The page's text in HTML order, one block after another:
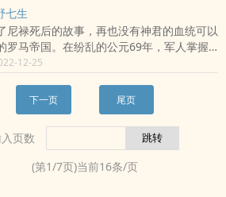
现了美洲新世界的幸运的莱夫、征服了法国
德布罗克、统治约克的“血斧王”埃里克，
端的“无情者”哈拉尔——英雄们的事迹被写
迦”史诗，世代传颂。《维京传奇》把这些
联成一幅壮阔的历史画卷，栩栩如生地展示
了传奇战士、诗人和旅者的北欧世界。
洋战争的全过程。
将是极为有益的。幸运的是，在我们面前已
当代人写的当代史书——《极端的年代——
》。正如作者本人在书中所言，这是一部由
代作者，写给20世纪后期的当代读者阅读
来的苦难，40年冷战造成的不安，科技进
，社会、教育、文化变革的长和短，资本主
与衰，社会主义进程的得和失，民族独立与
起和伏……以及即将跨入的21世纪前景的明
，对整个20世纪在人类历史长河中的地位
应有的评估。内中，作者还夹叙夹议地、严
七生
尼禄死后的故事，再也没有神君的血统可以
罗马帝国。在纷乱的公元69年，军人掌握
，由军团推举三人先后称帝，日耳曼和犹太
争取独立。内战的动荡和皇位的不确定，使
入疲乏，他们的热情不再，冷眼看待这即将
。公元69-98年，这是一段塔西佗笔下充满
的时代。罗马帝国面临许多冲突－帝位的争
刃相向、边民伺机而动，在这一连串的考验
能否浴火重生？或是陷入混乱的分裂，告别
要想克服类似“制度疲劳”的这种危机，依靠
12-25
下一页 尾页
页数
(第1/7页)当前16条/页